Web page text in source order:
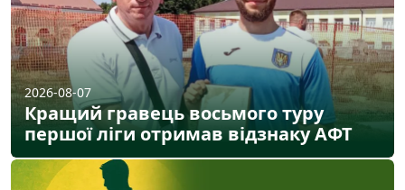
2026-08-07
Кращий гравець восьмого туру
першої ліги отримав відзнаку АФТ